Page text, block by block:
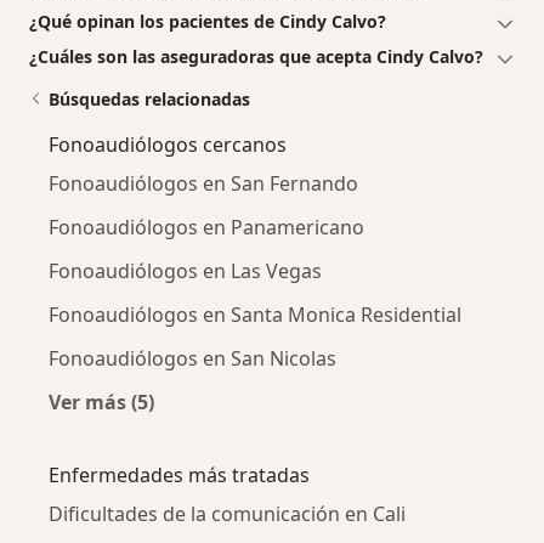
¿Qué opinan los pacientes de Cindy Calvo?
¿Cuáles son las aseguradoras que acepta Cindy Calvo?
Búsquedas relacionadas
Fonoaudiólogos cercanos
Fonoaudiólogos en San Fernando
Fonoaudiólogos en Panamericano
Fonoaudiólogos en Las Vegas
Fonoaudiólogos en Santa Monica Residential
Fonoaudiólogos en San Nicolas
Ver más (5)
Enfermedades más tratadas
Dificultades de la comunicación en Cali